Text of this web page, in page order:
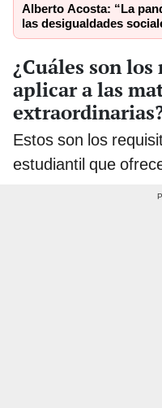
Alberto Acosta: “La
las desigualdades
¿Cuáles son
aplicar a las
Estos son los
estudiantil que